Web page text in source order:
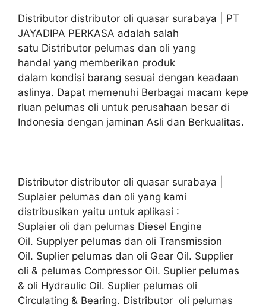
Distributor distributor oli quasar surabaya | PT
JAYADIPA PERKASA adalah salah
satu Distributor pelumas dan oli yang
handal yang memberikan produk
dalam kondisi barang sesuai dengan keadaan
aslinya. Dapat memenuhi Berbagai macam kepe
rluan pelumas oli untuk perusahaan besar di
Indonesia dengan jaminan Asli dan Berkualitas.
Distributor distributor oli quasar surabaya |
Suplaier pelumas dan oli yang kami
distribusikan yaitu untuk aplikasi :
Suplaier oli dan pelumas Diesel Engine
Oil. Supplyer pelumas dan oli Transmission
Oil. Suplier pelumas dan oli Gear Oil. Supplier
oli & pelumas Compressor Oil. Suplier pelumas
& oli Hydraulic Oil. Suplier pelumas oli
Circulating & Bearing. Distributor oli pelumas